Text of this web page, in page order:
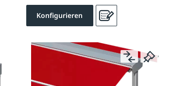
Konfigurieren